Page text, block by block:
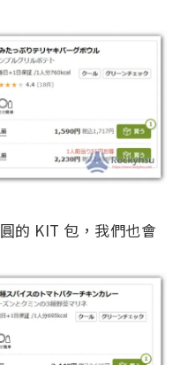
的 KIT 包，我們也會